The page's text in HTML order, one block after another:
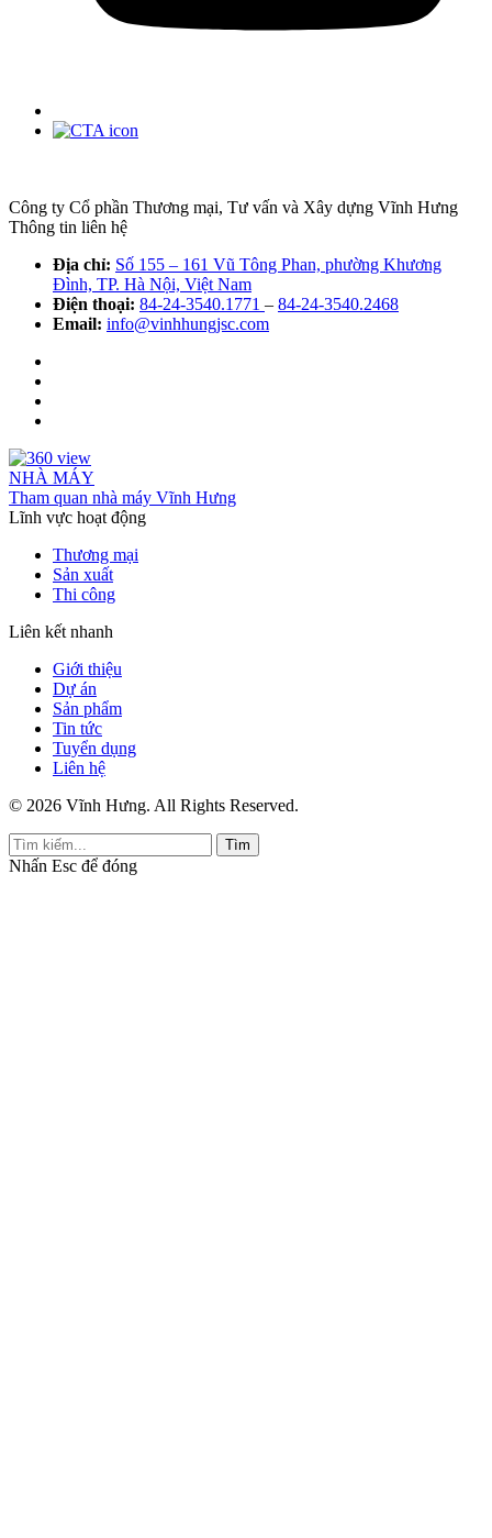
Công ty Cổ phần Thương mại, Tư vấn và Xây dựng Vĩnh Hưng
Thông tin liên hệ
Địa chỉ: Số 155 – 161 Vũ Tông Phan, phường Khương
Đình, TP. Hà Nội, Việt Nam
Điện thoại: 84-24-3540.1771 – 84-24-3540.2468
Email: info@vinhhungjsc.com
NHÀ MÁY
Tham quan nhà máy Vĩnh Hưng
Lĩnh vực hoạt động
Thương mại
Sản xuất
Thi công
Liên kết nhanh
Giới thiệu
Dự án
Sản phẩm
Tin tức
Tuyển dụng
Liên hệ
© 2026 Vĩnh Hưng. All Rights Reserved.
Tìm
Nhấn Esc để đóng